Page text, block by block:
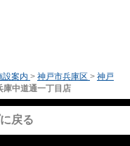
設案内 > 神戸市兵庫区 > 神戸
庫中道通一丁目店
戻る